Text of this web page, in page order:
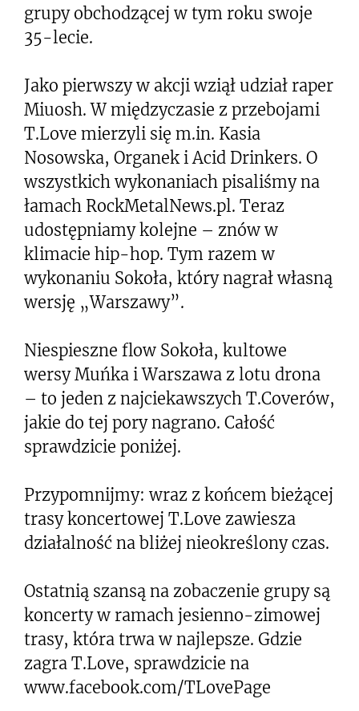
grupy obchodzącej w tym roku swoje
35-lecie.
Jako pierwszy w akcji wziął udział raper
Miuosh. W międzyczasie z przebojami
T.Love mierzyli się m.in. Kasia
Nosowska, Organek i Acid Drinkers. O
wszystkich wykonaniach pisaliśmy na
łamach RockMetalNews.pl. Teraz
udostępniamy kolejne – znów w
klimacie hip-hop. Tym razem w
wykonaniu Sokoła, który nagrał własną
wersję „Warszawy”.
Niespieszne flow Sokoła, kultowe
wersy Muńka i Warszawa z lotu drona
– to jeden z najciekawszych T.Coverów,
jakie do tej pory nagrano. Całość
sprawdzicie poniżej.
Przypomnijmy: wraz z końcem bieżącej
trasy koncertowej T.Love zawiesza
działalność na bliżej nieokreślony czas.
Ostatnią szansą na zobaczenie grupy są
koncerty w ramach jesienno-zimowej
trasy, która trwa w najlepsze. Gdzie
zagra T.Love, sprawdzicie na
www.facebook.com/TLovePage